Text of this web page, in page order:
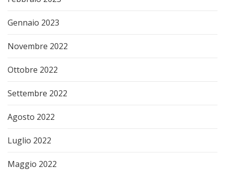
Gennaio 2023
Novembre 2022
Ottobre 2022
Settembre 2022
Agosto 2022
Luglio 2022
Maggio 2022